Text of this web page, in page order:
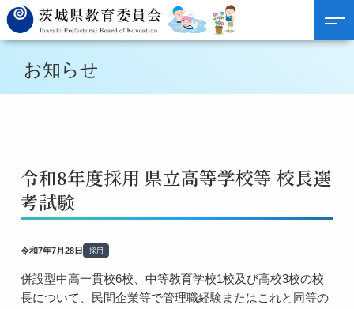
お知らせ
令和8年度採用 県立高等学校等 校長選
考試験
令和7年7月28日 採用
併設型中高一貫校6校、中等教育学校1校及び高校3校の校
長について、民間企業等で管理職経験またはこれと同等の